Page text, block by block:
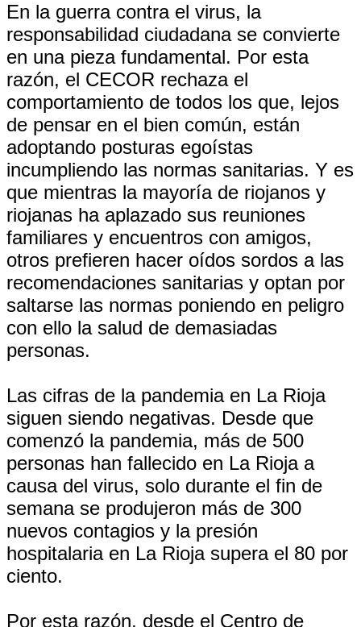
En la guerra contra el virus, la
responsabilidad ciudadana se convierte
en una pieza fundamental. Por esta
razón, el CECOR rechaza el
comportamiento de todos los que, lejos
de pensar en el bien común, están
adoptando posturas egoístas
incumpliendo las normas sanitarias. Y es
que mientras la mayoría de riojanos y
riojanas ha aplazado sus reuniones
familiares y encuentros con amigos,
otros prefieren hacer oídos sordos a las
recomendaciones sanitarias y optan por
saltarse las normas poniendo en peligro
con ello la salud de demasiadas
personas.
Las cifras de la pandemia en La Rioja
siguen siendo negativas. Desde que
comenzó la pandemia, más de 500
personas han fallecido en La Rioja a
causa del virus, solo durante el fin de
semana se produjeron más de 300
nuevos contagios y la presión
hospitalaria en La Rioja supera el 80 por
ciento.
Por esta razón, desde el Centro de